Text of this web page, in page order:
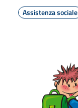
Assistenza sociale